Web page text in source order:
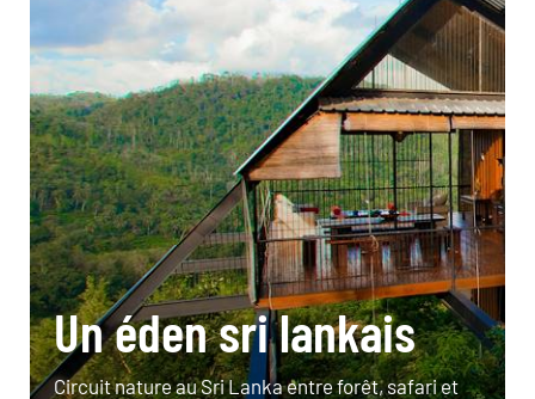
Un éden sri lankais
Circuit nature au Sri Lanka entre forêt, safari et